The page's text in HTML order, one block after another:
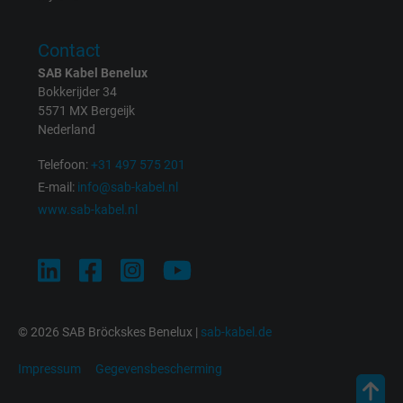
Vendor Google LLC
Expire 15 minutes
Purpose
Name
bkdwCNfVtWgQ67qT8AM,49021628980,
Vendor Google LLC, Google Ads
Expire
Contact
SAB Kabel Benelux
Bokkerijder 34
5571 MX Bergeijk
Nederland
Telefoon:+31 497 575 201
E-mail: info@sab-kabel.nl
www.sab-kabel.nl
© 2026 SAB Bröckskes Benelux | sab-kabel.de
Impressum Gegevensbescherming